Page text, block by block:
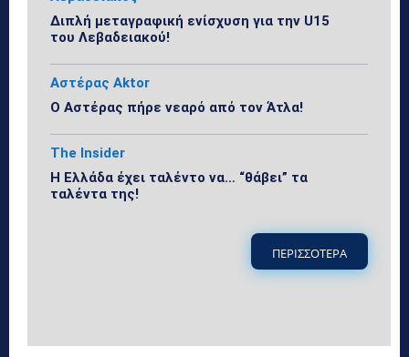
Διπλή μεταγραφική ενίσχυση για την U15
του Λεβαδειακού!
Αστέρας Aktor
Ο Αστέρας πήρε νεαρό από τον Άτλα!
The Insider
Η Ελλάδα έχει ταλέντο να… “θάβει” τα
ταλέντα της!
ΠΕΡΙΣΣΟΤΕΡΑ